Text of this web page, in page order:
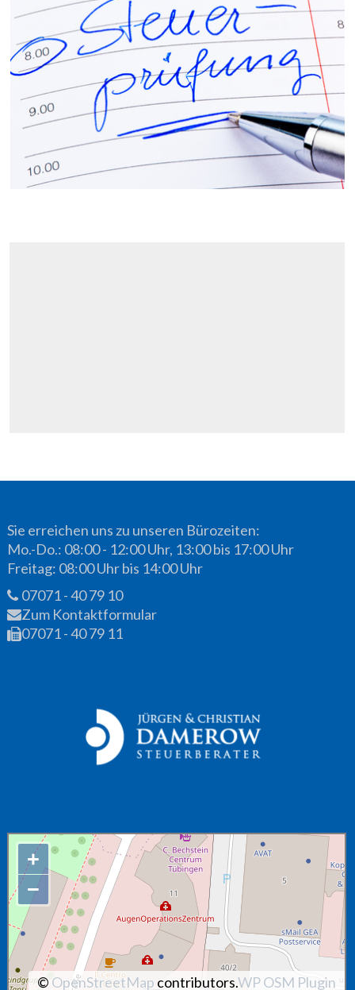
Sie erreichen uns zu unseren Bürozeiten:
Mo.-Do.: 08:00 - 12:00 Uhr, 13:00 bis 17:00 Uhr
Freitag: 08:00 Uhr bis 14:00 Uhr
07071 - 40 79 10
Zum Kontaktformular
07071 - 40 79 11
+
−
© OpenStreetMap contributors.WP OSM Plugin